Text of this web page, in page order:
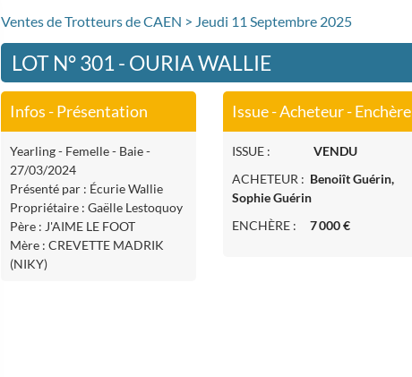
Ventes de Trotteurs de CAEN > Jeudi 11 Septembre 2025
LOT N° 301 - OURIA WALLIE
Infos - Présentation
Yearling - Femelle - Baie -
27/03/2024
Présenté par : Écurie Wallie
Propriétaire : Gaëlle Lestoquoy
Père : J'AIME LE FOOT
Mère : CREVETTE MADRIK
(NIKY)
Issue - Acheteur - Enchère
ISSUE : VENDU
ACHETEUR : Benoiît Guérin,
Sophie Guérin
ENCHÈRE : 7 000 €